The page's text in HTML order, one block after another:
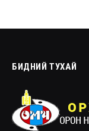
БИДНИЙ ТУХАЙ